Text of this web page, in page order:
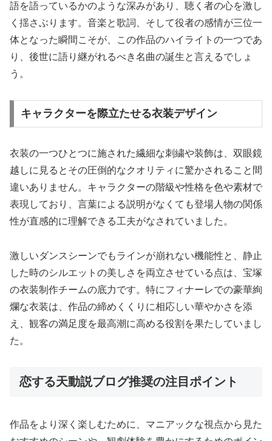
語を語っているかのような深みがあり、聴く者の心を激し
く揺さぶります。音楽と歌詞、そして役者の感情が三位一
体となった瞬間こそが、この作品のハイライトの一つであ
り、後世に語り継がれるべき名曲の誕生と言えるでしょ
う。
キャラクターを際立たせる衣装デザイン
衣装の一つひとつに施された繊細な刺繍や装飾は、双眼鏡
越しに見るとその圧倒的なクオリティに驚かされること間
違いありません。キャラクターの階級や性格を色や素材で
表現しており、言葉による説明がなくても登場人物の関係
性が直感的に理解できる工夫がなされていました。
激しいダンスシーンでもラインが崩れない機能性と、静止
した時のシルエットの美しさを両立させている点は、宝塚
の衣装制作チームの底力です。特にフィナーレでの豪華絢
爛な衣装は、作品の締めくくりに相応しい華やかさを添
え、観客の満足度を最高潮に高める役割を果たしていまし
た。
恋する天動説ブログ推奨の注目ポイント
作品をより深く楽しむために、マニアックな視点から見た